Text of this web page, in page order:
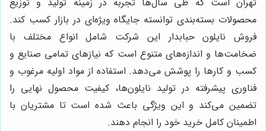
محصولات بسته‌بندی توانسته جایگاه ویژه‌ای در بازار کسب کند.
فروش نایلون حبابدار این شرکت شامل انواع مختلف با
ضخامت‌ها و اندازه‌های متنوع است که نیازهای تمامی صنایع و
کسب و کارها را پوشش می‌دهد. استفاده از مواد اولیه مرغوب و
فناوری پیشرفته در تولید نایلون‌ها، کیفیت محصول نهایی را
تضمین می‌کند و این ویژگی باعث شده است تا مشتریان با
اطمینان کامل خرید خود را انجام دهند.